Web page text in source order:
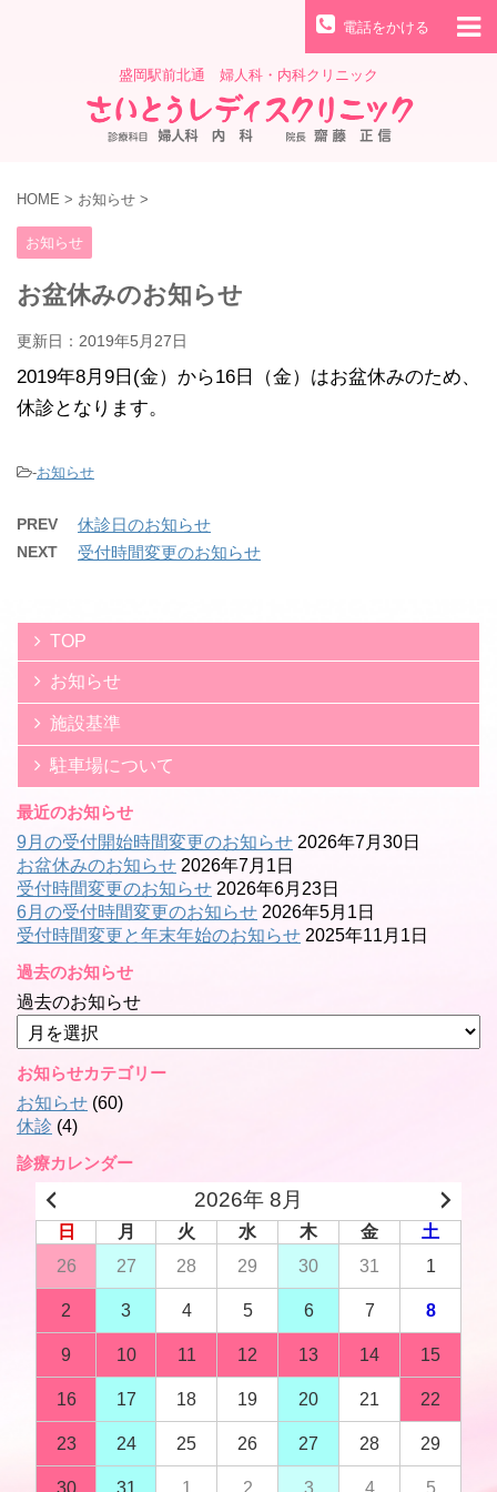
電話をかける
盛岡駅前北通 婦人科・内科クリニック
HOME > お知らせ >
お知らせ
お盆休みのお知らせ
更新日： 2019年5月27日
2019年8月9日(金）から16日（金）はお盆休みのため、
休診となります。
-お知らせ
PREV 休診日のお知らせ
NEXT 受付時間変更のお知らせ
TOP
お知らせ
施設基準
駐車場について
最近のお知らせ
9月の受付開始時間変更のお知らせ 2026年7月30日
お盆休みのお知らせ 2026年7月1日
受付時間変更のお知らせ 2026年6月23日
6月の受付時間変更のお知らせ 2026年5月1日
受付時間変更と年末年始のお知らせ 2025年11月1日
過去のお知らせ
過去のお知らせ
お知らせカテゴリー
お知らせ (60)
休診 (4)
診療カレンダー
2026年 8月
日 月 火 水 木 金
土
26
27 28 29 30 31 1
2 3 4 5 6 7 8
9 10 11 12 13 14 15
16 17 18 19 20 21 22
23 24 25 26 27 28 29
30 31 1 2 3 4 5